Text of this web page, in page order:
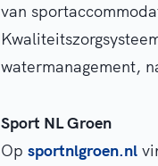
van
watermanagement,
Sport NL Groen
Op sportnlgroen.nl